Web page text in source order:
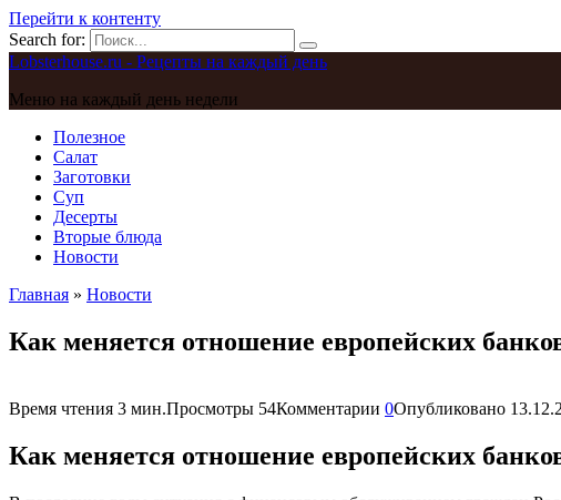
Перейти к контенту
Search for:
Lobsterhouse.ru - Рецепты на каждый день
Меню на каждый день недели
Полезное
Салат
Заготовки
Суп
Десерты
Вторые блюда
Новости
Главная » Новости
Как меняется отношение европейских
Время чтения 3 мин.Просмотры 54Комментарии 0Опубликовано
Как меняется отношение европейских